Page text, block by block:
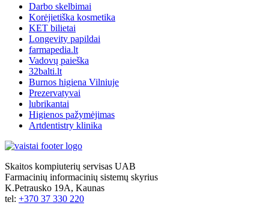
Darbo skelbimai
Korėjietiška kosmetika
KET bilietai
Longevity papildai
farmapedia.lt
Vadovų paieška
32balti.lt
Burnos higiena Vilniuje
Prezervatyvai
lubrikantai
Higienos pažymėjimas
Artdentistry klinika
Skaitos kompiuterių servisas UAB
Farmacinių informacinių sistemų skyrius
K.Petrausko 19A, Kaunas
tel: +370 37 330 220